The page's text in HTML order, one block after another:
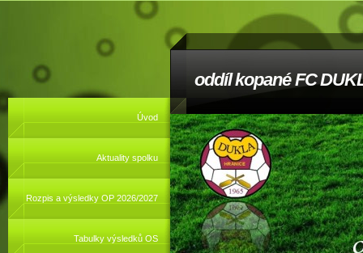
oddíl kopané FC
Úvod
Aktuality spolku
Rozpis a výsledky OP 2026/2027
Tabulky výsledků OS